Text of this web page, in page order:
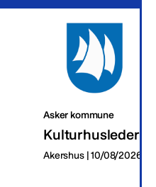
Asker kommune
Kulturhusleder
Akershus | 10/08/2026